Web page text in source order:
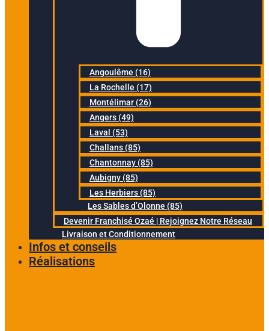
Angoulême (16)
La Rochelle (17)
Montélimar (26)
Angers (49)
Laval (53)
Challans (85)
Chantonnay (85)
Aubigny (85)
Les Herbiers (85)
Les Sables d’Olonne (85)
Devenir Franchisé Ozaé | Rejoignez Notre Réseau
Livraison et Conditionnement
Infos et conseils
Réalisations